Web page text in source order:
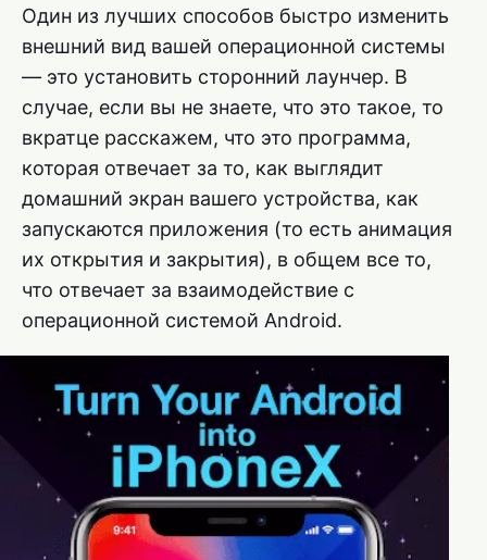
Один из лучших способов быстро изменить
внешний вид вашей операционной системы
— это установить сторонний лаунчер. В
случае, если вы не знаете, что это такое, то
вкратце расскажем, что это программа,
которая отвечает за то, как выглядит
домашний экран вашего устройства, как
запускаются приложения (то есть анимация
их открытия и закрытия), в общем все то,
что отвечает за взаимодействие с
операционной системой Android.